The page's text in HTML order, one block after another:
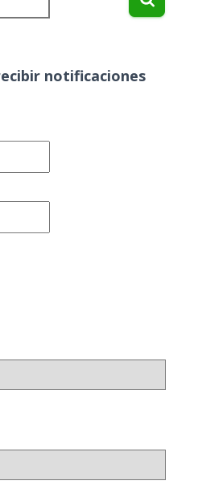
notificaciones